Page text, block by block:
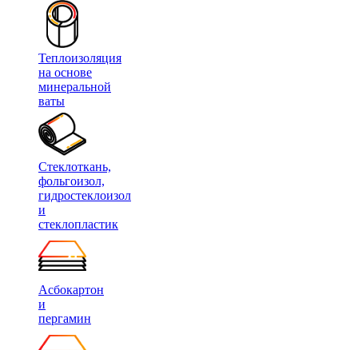
Теплоизоляция
на основе
минеральной
ваты
Стеклоткань,
фольгоизол,
гидростеклоизол
и
стеклопластик
Асбокартон
и
пергамин